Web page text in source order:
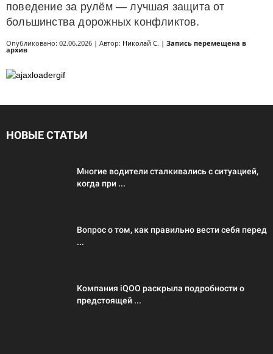
поведение за рулём — лучшая защита от
большинства дорожных конфликтов.
Опубликовано: 02.06.2026 | Автор: Николай С. | Запись перемещена в
архив
НОВЫЕ СТАТЬИ
Многие водители сталкивались с ситуацией,
когда при ...
Вопрос о том, как правильно вести себя перед
...
Компания iQOO раскрыла подробности о
предстоящей ...